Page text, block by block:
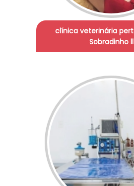
clínica veterinária
Sobradinho ll